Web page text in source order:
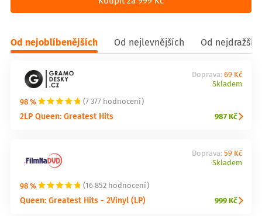
Od nejoblíbenějších Od nejlevnějších Od
98 % (7 377 hodnocení)
2LP Queen: Greatest Hits
Doprava: 69 Kč
Skladem
987 Kč
98 % (16 852 hodnocení)
Queen: Greatest Hits - 2Vinyl (LP)
Doprava: 59 Kč
Skladem
999 Kč